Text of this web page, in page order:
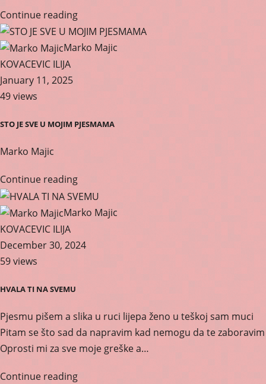
Continue reading
Marko Majic
KOVACEVIC ILIJA
January 11, 2025
49 views
STO JE SVE U MOJIM PJESMAMA
Marko Majic
Continue reading
Marko Majic
KOVACEVIC ILIJA
December 30, 2024
59 views
HVALA TI NA SVEMU
Pjesmu pišem a slika u ruci lijepa ženo u teškoj sam muci
Pitam se što sad da napravim kad nemogu da te zaboravim
Oprosti mi za sve moje greške a…
Continue reading